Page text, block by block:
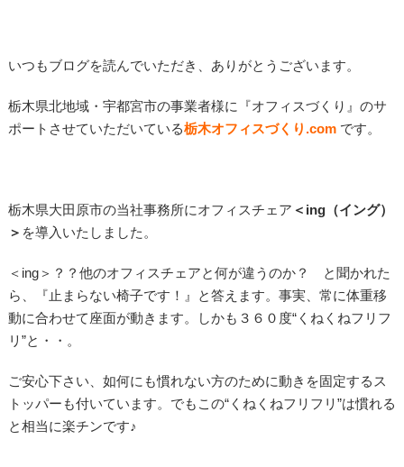
いつもブログを読んでいただき、ありがとうございます。
栃木県北地域・宇都宮市の事業者様に『オフィスづくり』のサ
ポートさせていただいている栃木オフィスづくり .com です。
栃木県大田原市の当社事務所にオフィスチェア ＜ing（イング）
＞ を導入いたしました。
＜ing＞？？他のオフィスチェアと何が違うのか？ と聞かれた
ら、『止まらない椅子です！』と答えます。事実、常に体重移
動に合わせて座面が動きます。しかも３６０度“くねくねフリフ
リ”と・・。
ご安心下さい、如何にも慣れない方のために動きを固定するス
トッパーも付いています。でもこの“くねくねフリフリ”は慣れる
と相当に楽チンです♪